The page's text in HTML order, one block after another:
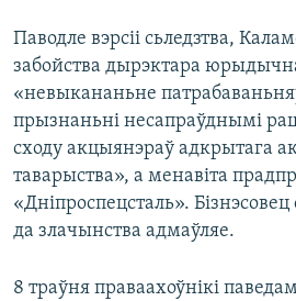
Паводле вэрсіі сьледзтва,
забойства дырэктара
«невыкананьне
прызнаньні несапраўднымі
сходу акцыянэраў адкрытага
таварыства», а менавіта
«Дніпроспецсталь».
да злачынства адмаўляе.
8 траўня праваахоўнікі